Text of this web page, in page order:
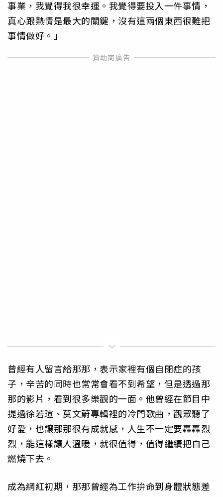
事業，我覺得我很幸運。我覺得要投入一件事情，
真心跟熱情是最大的關鍵，沒有這兩個東西很難把
事情做好。」
曾經有人留言給那那，表示家裡有個自閉症的孩
子，辛苦的同時也常常會看不到希望，但是透過那
那的影片，看到很多樂觀的一面。他曾經在節目中
提過徐若瑄、莫文蔚專輯裡的冷門歌曲，觀眾聽了
好愛，也讓那那很有成就感，人生不一定要轟轟烈
烈，能這樣讓人溫暖，就很值得，值得繼續把自己
燃燒下去。
成為網紅初期，那那曾經為工作拚命到身體狀態差